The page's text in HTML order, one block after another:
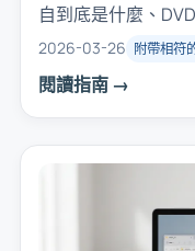
自到底是什麼、
你只想看張光碟，
2026-03-26 附帶相符
閱讀指南 →